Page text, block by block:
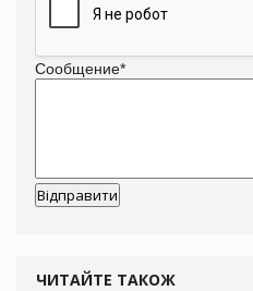
Сообщение*
ЧИТАЙТЕ ТАКОЖ